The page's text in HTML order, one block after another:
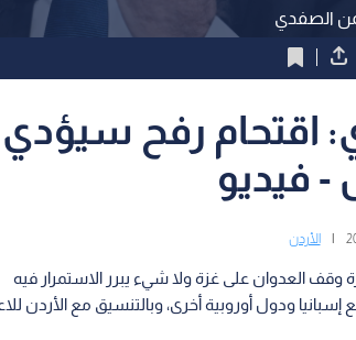
الصفدي
اقتحام رفح سيؤدي
- فيديو
الأردن
العدوان على غزة ولا شيء يبرر الاستمرار فيه
إسبانيا ودول أوروبية أخرى، وبالتنسيق مع الأردن